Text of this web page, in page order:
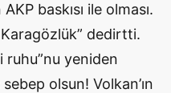
baskısı ile olması.
Karagözlük” dedirtti.
ruhu”nu yeniden
olsun! Volkan’ın